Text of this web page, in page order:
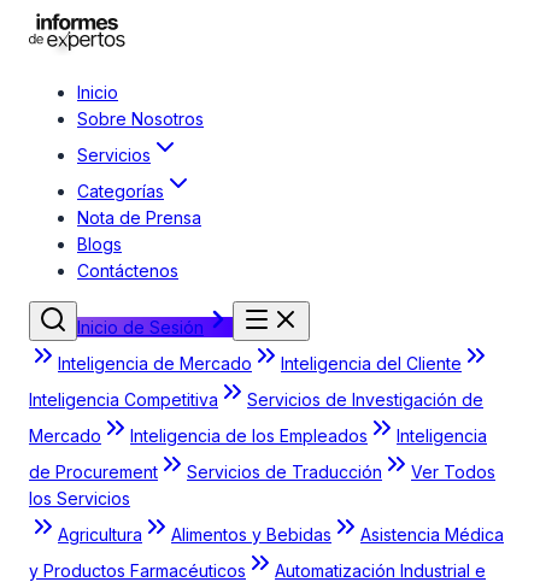
Inicio
Sobre Nosotros
Servicios
Categorías
Nota de Prensa
Blogs
Contáctenos
Inicio de Sesión
Inteligencia de Mercado
Inteligencia del Cliente
Inteligencia Competitiva
Servicios de Investigación de
Mercado
Inteligencia de los Empleados
Inteligencia
de Procurement
Servicios de Traducción
Ver Todos
los Servicios
Agricultura
Alimentos y Bebidas
Asistencia Médica
y Productos Farmacéuticos
Automatización Industrial e